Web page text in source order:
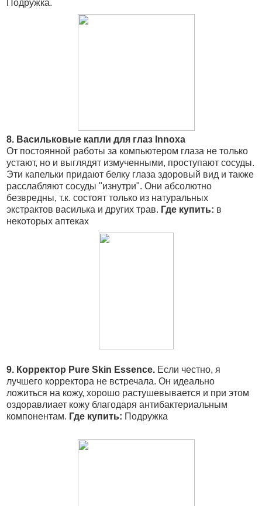
Подружка.
8. Васильковые капли для глаз Innoxa
От постоянной работы за компьютером глаза не только
устают, но и выглядят измученными, проступают сосуды.
Эти капельки придают белку глаза здоровый вид и также
расслабляют сосуды "изнутри". Они абсолютно
безвредны, т.к. состоят только из натуральных
экстрактов василька и других трав. Где купить: в
некоторых аптеках
9. Корректор Pure Skin Essence. Если честно, я
лучшего корректора не встречала. Он идеально
ложиться на кожу, хорошо растушевывается и при этом
оздоравлиает кожу благодаря антибактериальным
компонентам. Где купить: Подружка